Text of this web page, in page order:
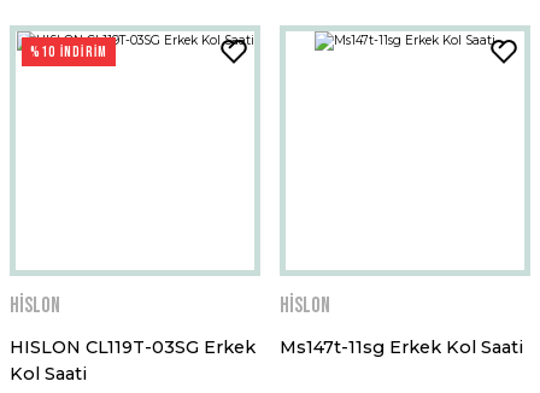
%10 İNDİRİM
Hislon
HISLON CL119T-03SG Erkek
Kol Saati
Hislon
Ms147t-11sg Erkek Kol Saati